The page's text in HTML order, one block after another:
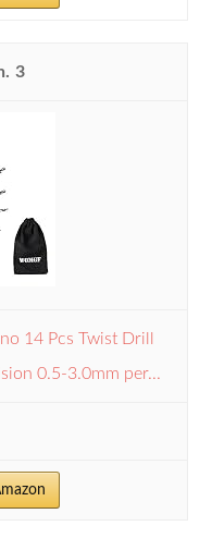
3
14 Pcs Twist Drill
0.5-3.0mm per...